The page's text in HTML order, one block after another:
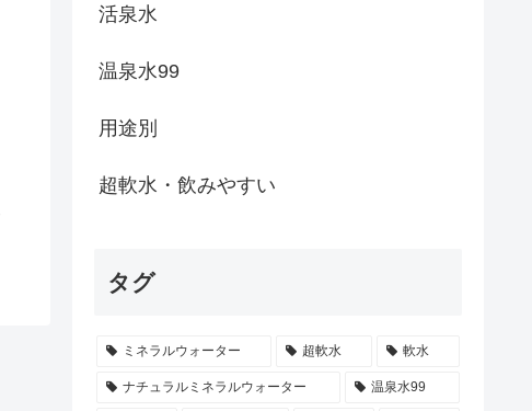
活泉水
温泉水99
用途別
超軟水・飲みやすい
タグ
ミネラルウォーター 超軟水 軟水
ナチュラルミネラルウォーター 温泉水99